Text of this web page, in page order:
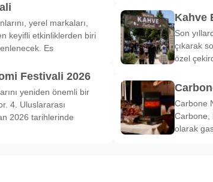
yerel markaları,
keyifli etkinliklerden biri
Es
Festivali 2026
yeniden önemli bir
4. Uluslararası
2026 tarihlerinde
Kahve
Son
çıkarak
özel
Carbone
Carbone,
olarak